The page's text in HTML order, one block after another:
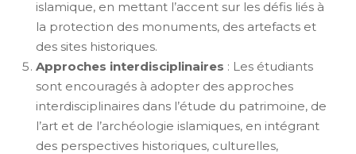
islamique, en mettant l’accent sur les défis liés à
la protection des monuments, des artefacts et
des sites historiques.
Approches interdisciplinaires : Les étudiants
sont encouragés à adopter des approches
interdisciplinaires dans l’étude du patrimoine, de
l’art et de l’archéologie islamiques, en intégrant
des perspectives historiques, culturelles,